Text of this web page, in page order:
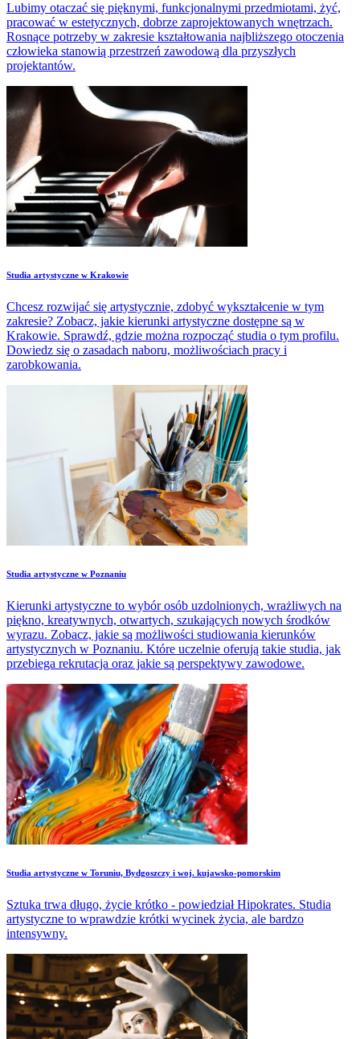
Lubimy otaczać się pięknymi, funkcjonalnymi przedmiotami, żyć,
pracować w estetycznych, dobrze zaprojektowanych wnętrzach.
Rosnące potrzeby w zakresie kształtowania najbliższego otoczenia
człowieka stanowią przestrzeń zawodową dla przyszłych
projektantów.
Studia artystyczne w Krakowie
Chcesz rozwijać się artystycznie, zdobyć wykształcenie w tym
zakresie? Zobacz, jakie kierunki artystyczne dostępne są w
Krakowie. Sprawdź, gdzie można rozpocząć studia o tym profilu.
Dowiedz się o zasadach naboru, możliwościach pracy i
zarobkowania.
Studia artystyczne w Poznaniu
Kierunki artystyczne to wybór osób uzdolnionych, wrażliwych na
piękno, kreatywnych, otwartych, szukających nowych środków
wyrazu. Zobacz, jakie są możliwości studiowania kierunków
artystycznych w Poznaniu. Które uczelnie oferują takie studia, jak
przebiega rekrutacja oraz jakie są perspektywy zawodowe.
Studia artystyczne w Toruniu, Bydgoszczy i woj. kujawsko-pomorskim
Sztuka trwa długo, życie krótko - powiedział Hipokrates. Studia
artystyczne to wprawdzie krótki wycinek życia, ale bardzo
intensywny.